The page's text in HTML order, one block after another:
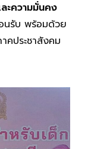
ความมั่นคง
นรับ พร้อมด้วย
คประชาสังคม